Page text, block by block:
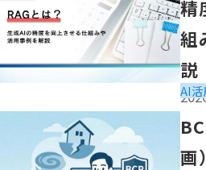
精
組
説
AI活
「BCP（事業継続計画）とは？
画